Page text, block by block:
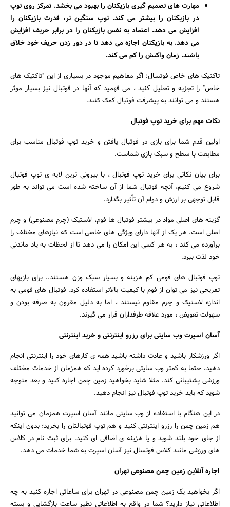
مهارت های تصمیم گیری بازیکنان را بهبود می بخشد. تمرکز روی توپ
در بازیکنان را بیشتر می کند. توپ سنگین تر، قدرت بازیکنان را
افزایش می دهد. اعتماد به نفس بازیکنان را در برابر حریف افزایش
می دهد. به بازیکنان اجازه می دهد تا در دور زدن حریف خود خلاق
باشند. زمان واکنش را کم می کند.
تاکتیک های خاص فوتسال: اگر مفاهیم موجود در بسیاری از این "تاکتیک های
خاص" را تجزیه و تحلیل کنید ، می فهمید که آنها در فوتبال نیز بسیار موثر
هستند و می توانند به پیشرفت فوتبال کمک کنند.
نکات مهم برای خرید توپ فوتبال
اولین قدم شما برای بازی در فوتبال یافتن و خرید توپ فوتبال مناسب برای
مطابقت با سطح و سبک بازی شماست.
برای بیان نکاتی برای خرید توپ فوتبال ، با بیرونی ترین لایه ی توپ فوتبال
شروع می کنیم، آنچه فوتبال شما از آن ساخته شده است می تواند به طور
قابل توجهی بر ارزش و دوام آن تأثیر بگذارد.
گزینه های اصلی مواد در بیشتر فوتبال ها فوم، لاستیک (چرم مصنوعی) و چرم
اصلی است. هر یک از آنها دارای ویژگی های خاصی است که نیازهای مختلف را
برآورده می کند ، به هر کسی این امکان را می دهد تا از لحظات به یاد ماندنی
خود لذت ببرد.
توپ فوتبال های فومی کم هزینه و بسیار سبک وزن هستند.. برای بازیهای
تفریحی نیز می توان از فوم با کیفیت بالاتر استفاده کرد. فوتبال های فومی به
اندازه لاستیک و چرم مقاوم نیستند ، اما به دلیل مقرون به صرفه بودن و
سهولت تعویض ، مورد علاقه طرفداران قرار می گیرند.
آسان اسپرت وب سایتی برای رزرو اینترنتی و خرید اینترنتی
اگر ورزشکار باشید و عادت داشته باشید همه ی کارهای خود را اینترنتی انجام
دهید، حتما به کمتر وب سایتی برخورد کرده اید که همزمان از خدمات مختلف
ورزشی پشتیبانی کند. مثلا شاید بخواهید زمین چمن اجاره کنید و بعد متوجه
شوید که باید خرید توپ فوتبال نیز انجام دهید.
در این هنگام با استفاده از وب سایتی مانند آسان اسپرت همزمان می توانید
هم زمین چمن را رزرو اینترنتی کنید و هم توپ فوتبالتان را بخرید؛ بدون اینکه
از جای خود بلند شوید و یا هزینه ی اضافی ای کنید. برای ثبت نام در کلاس
های ورزشی مانند کلاس فوتسال نیز آسان اسپرت به شما خدمات می دهد.
اجاره آنلاین زمین چمن مصنوعی تهران
اگر بخواهید یک زمین چمن مصنوعی در تهران برای ساعاتی اجاره کنید به چه
اطلاعاتی نیاز دارید؟ شما در واقع به اطلاعاتی نظیر ساعت بازگشایی و بسته